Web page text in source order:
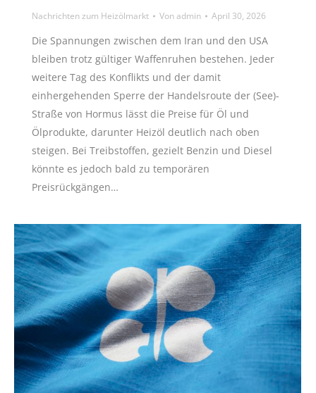
Nachrichten zum Heizölmarkt Vonadmin April 30, 2026
Die Spannungen zwischen dem Iran und den USA
bleiben trotz gültiger Waffenruhen bestehen. Jeder
weitere Tag des Konflikts und der damit
einhergehenden Sperre der Handelsroute der (See)-
Straße von Hormus lässt die Preise für Öl und
Ölprodukte, darunter Heizöl deutlich nach oben
steigen. Bei Treibstoffen, gezielt Benzin und Diesel
könnte es jedoch bald zu temporären
Preisrückgängen…